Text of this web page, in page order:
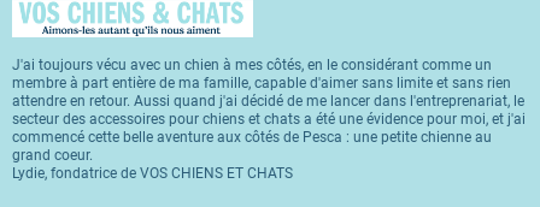
J'ai toujours vécu avec un chien à mes côtés, en le considérant comme un
membre à part entière de ma famille, capable d'aimer sans limite et sans rien
attendre en retour. Aussi quand j'ai décidé de me lancer dans l'entreprenariat, le
secteur des accessoires pour chiens et chats a été une évidence pour moi, et j'ai
commencé cette belle aventure aux côtés de Pesca : une petite chienne au
grand coeur.
Lydie, fondatrice de VOS CHIENS ET CHATS